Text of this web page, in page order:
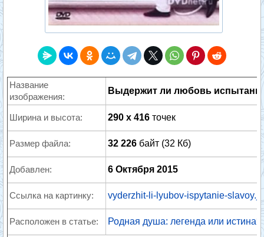
Название
изображения:
Выдержит ли любовь
Ширина и высота: 290 x 416 точек
Размер файла: 32 226 байт (32 Кб)
Добавлен: 6 Октября 2015
Ссылка на картинку: vyderzhit-li-lyubov-ispytanie-
Расположен в статье: Родная душа: легенда или истина?